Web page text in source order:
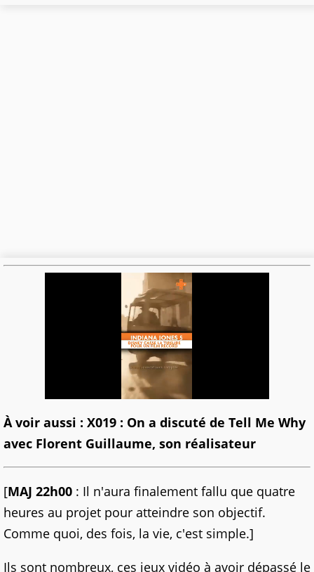
À voir aussi : X019 : On a discuté de Tell Me Why
avec Florent Guillaume, son réalisateur
[MAJ 22h00 : Il n'aura finalement fallu que quatre
heures au projet pour atteindre son objectif.
Comme quoi, des fois, la vie, c'est simple.]
Ils sont nombreux, ces jeux vidéo à avoir dépassé le